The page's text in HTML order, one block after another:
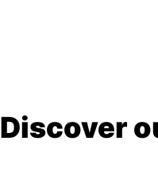
Discover